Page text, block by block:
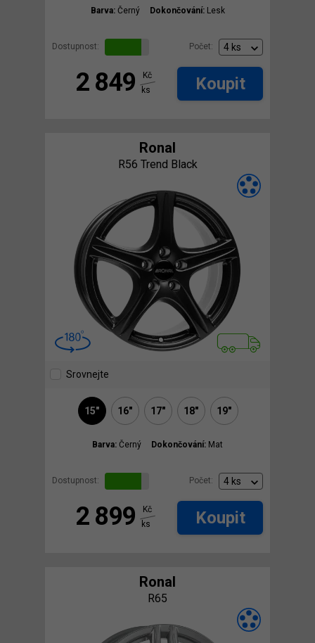
Barva: Černý Dokončování: Lesk
Dostupnost: Počet:
2 849
Kč
ks
Koupit
Ronal
R56 Trend Black
Srovnejte
15" 16" 17" 18" 19"
Barva: Černý Dokončování: Mat
Dostupnost: Počet:
2 899
Kč
ks
Koupit
Ronal
R65